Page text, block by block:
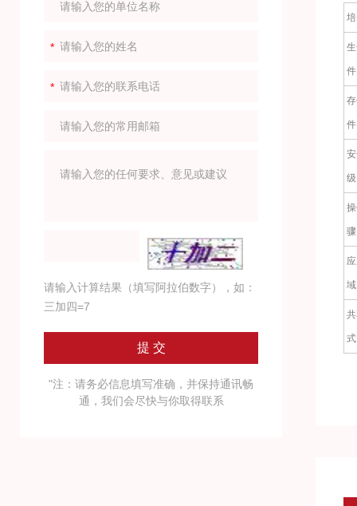
件
件
级
骤
域
式
请输入计算结果（填写阿拉伯数字），如：
三加四=7
"注：请务必信息填写准确，并保持通讯畅
通，我们会尽快与你取得联系